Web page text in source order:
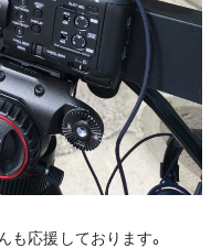
も応援しております。